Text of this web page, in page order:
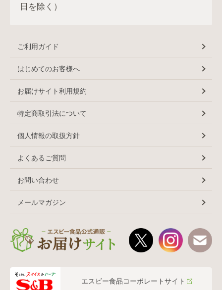
日を除く）
ご利用ガイド
はじめてのお客様へ
お届けサイト利用規約
特定商取引法について
個人情報の取扱方針
よくあるご質問
お問い合わせ
メールマガジン
エスビー食品コーポレートサイト